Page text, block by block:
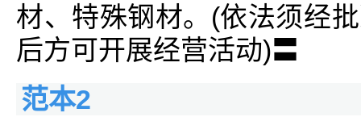
材、特殊钢材。(依法须经
后方可开展经营活动)〓
范本2